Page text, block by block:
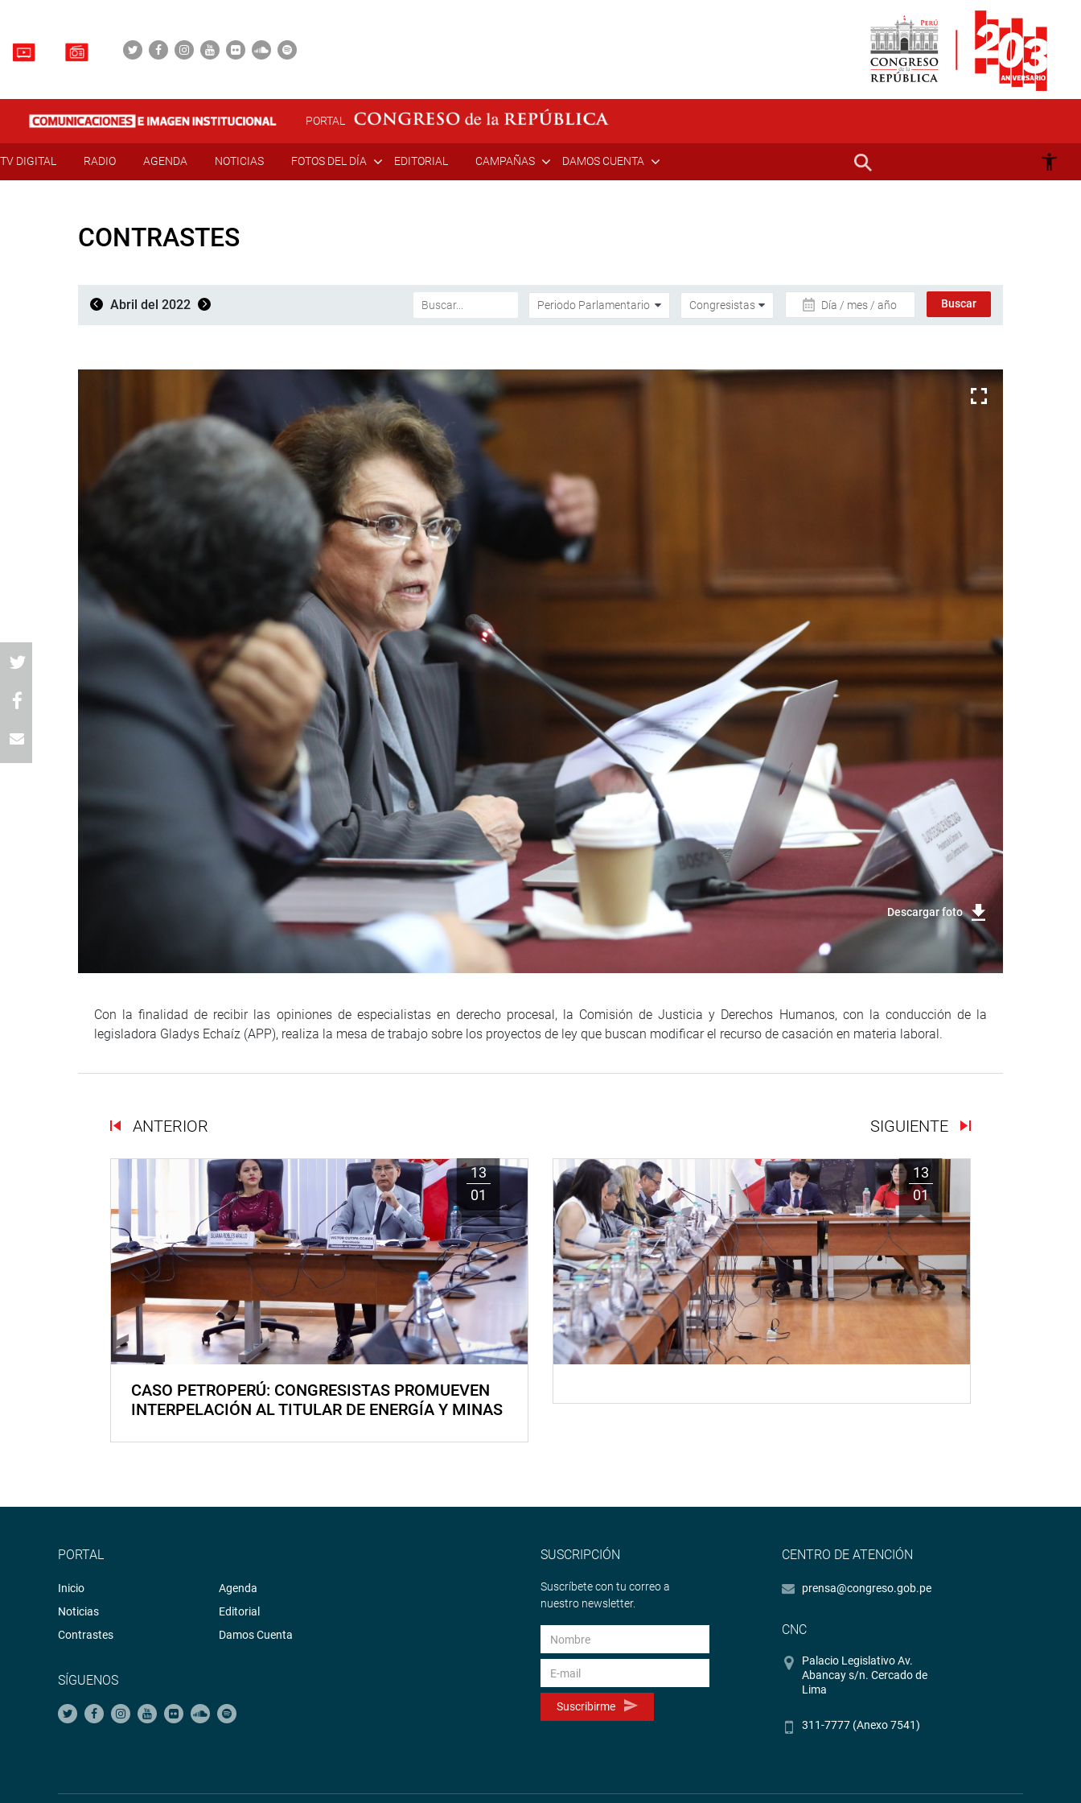
PORTAL
TV DIGITAL RADIO AGENDA NOTICIAS FOTOS DEL DÍA EDITORIAL CAMPAÑAS DAMOS CUENTA
CONTRASTES
Abril del 2022 Día / mes / año
Descargar foto
Con la finalidad de recibir las opiniones de especialistas en derecho procesal, la Comisión de Justicia y Derechos Humanos, con la conducción de la
legisladora Gladys Echaíz (APP), realiza la mesa de trabajo sobre los proyectos de ley que buscan modificar el recurso de casación en materia laboral.
ANTERIOR SIGUIENTE
13
01
CASO PETROPERÚ: CONGRESISTAS PROMUEVEN
INTERPELACIÓN AL TITULAR DE ENERGÍA Y MINAS
13
01
PORTAL
Inicio
Noticias
Contrastes
Agenda
Editorial
Damos Cuenta
SÍGUENOS
SUSCRIPCIÓN
Suscríbete con tu correo a
nuestro newsletter.
Suscribirme
CENTRO DE ATENCIÓN
prensa@congreso.gob.pe
CNC
Palacio Legislativo Av.
Abancay s/n. Cercado de
Lima
311-7777 (Anexo 7541)